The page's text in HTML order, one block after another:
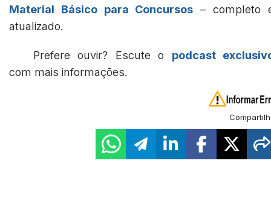
Material Básico para Concursos – completo
atualizado.
Prefere ouvir? Escute o podcast
com mais informações.